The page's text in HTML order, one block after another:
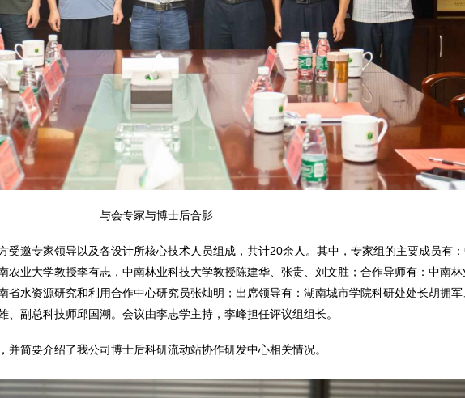
与会专家与博士后合影
受邀专家领导以及各设计所核心技术人员组成，共计20余人。其中，专家组的主要成员有
农业大学教授李有志，中南林业科技大学教授陈建华、张贵、刘文胜；合作导师有：中南
省水资源研究和利用合作中心研究员张灿明；出席领导有：湖南城市学院科研处处长胡拥
、副总科技师邱国潮。会议由李志学主持，李峰担任评议组组长。
简要介绍了我公司博士后科研流动站协作研发中心相关情况。